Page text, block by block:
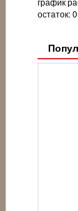
остаток:0